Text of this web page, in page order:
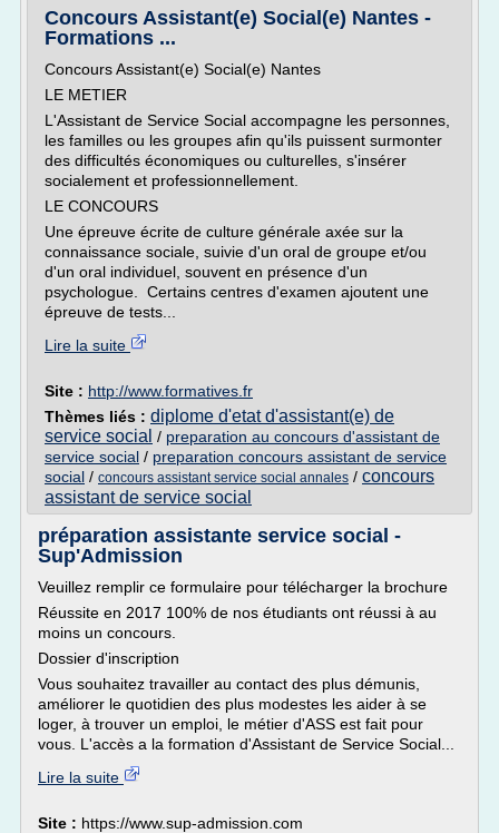
Concours Assistant(e) Social(e) Nantes -
Formations ...
Concours Assistant(e) Social(e) Nantes
LE METIER
L'Assistant de Service Social accompagne les personnes,
les familles ou les groupes afin qu'ils puissent surmonter
des difficultés économiques ou culturelles, s'insérer
socialement et professionnellement.
LE CONCOURS
Une épreuve écrite de culture générale axée sur la
connaissance sociale, suivie d'un oral de groupe et/ou
d'un oral individuel, souvent en présence d'un
psychologue. Certains centres d'examen ajoutent une
épreuve de tests...
Lire la suite
Site : http://www.formatives.fr
Thèmes liés : diplome d'etat d'assistant(e) de
service social / preparation au concours d'assistant de
service social / preparation concours assistant de service
social / concours assistant service social annales / concours
assistant de service social
préparation assistante service social -
Sup'Admission
Veuillez remplir ce formulaire pour télécharger la brochure
Réussite en 2017 100% de nos étudiants ont réussi à au
moins un concours.
Dossier d'inscription
Vous souhaitez travailler au contact des plus démunis,
améliorer le quotidien des plus modestes les aider à se
loger, à trouver un emploi, le métier d'ASS est fait pour
vous. L'accès a la formation d'Assistant de Service Social...
Lire la suite
Site : https://www.sup-admission.com